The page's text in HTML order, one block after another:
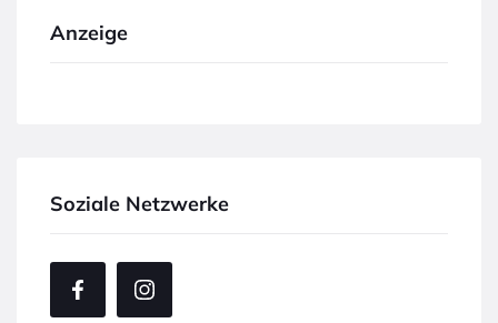
Anzeige
Soziale Netzwerke